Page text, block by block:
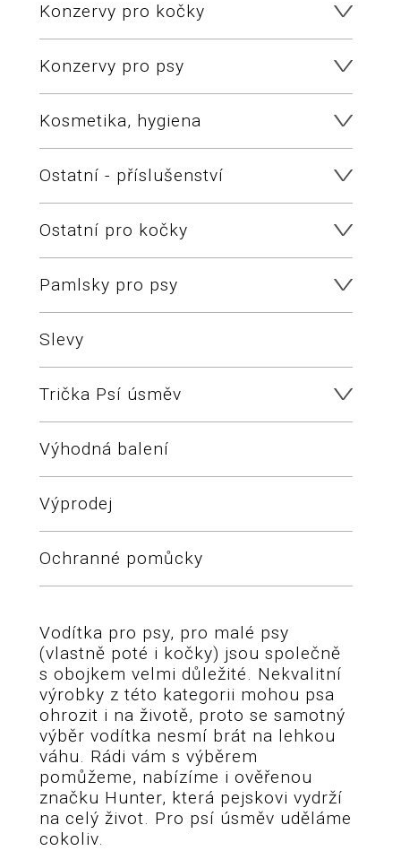
Konzervy pro kočky
Konzervy pro psy
Kosmetika, hygiena
Ostatní - příslušenství
Ostatní pro kočky
Pamlsky pro psy
Slevy
Trička Psí úsměv
Výhodná balení
Výprodej
Ochranné pomůcky
Vodítka pro psy, pro malé psy
(vlastně poté i kočky) jsou společně
s obojkem velmi důležité. Nekvalitní
výrobky z této kategorii mohou psa
ohrozit i na životě, proto se samotný
výběr vodítka nesmí brát na lehkou
váhu. Rádi vám s výběrem
pomůžeme, nabízíme i ověřenou
značku Hunter, která pejskovi vydrží
na celý život. Pro psí úsměv uděláme
cokoliv.